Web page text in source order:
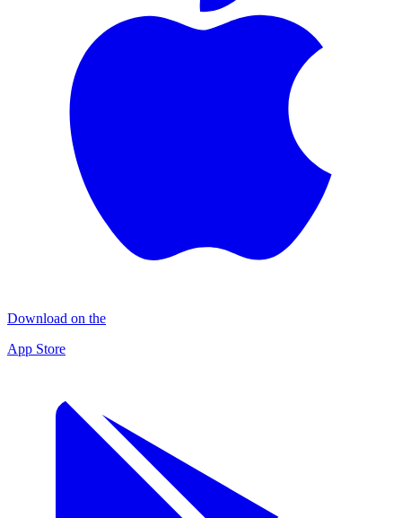
Download on the
App Store